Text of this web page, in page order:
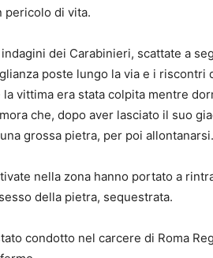
pericolo di vita.
dei Carabinieri, scattate a
poste lungo la via e i riscontri
vittima era stata colpita mentre
che, dopo aver lasciato il suo
grossa pietra, per poi allontanarsi.
nella zona hanno portato a
della pietra, sequestrata.
condotto nel carcere di Roma